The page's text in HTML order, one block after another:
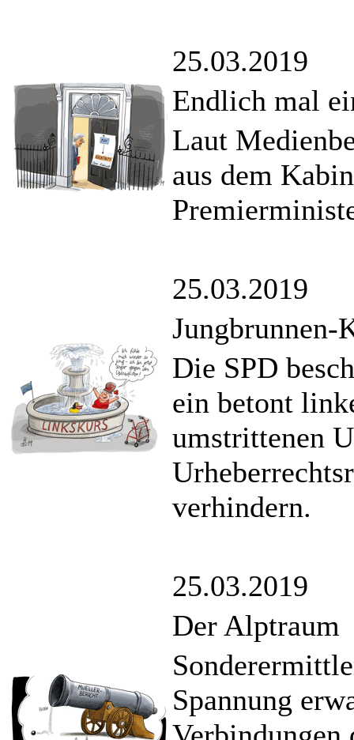
25.03.2019
Endlich mal
Laut
aus dem
25.03.2019
Jungbrunnen-
Die SPD
ein betont
umstrittenen
verhindern.
25.03.2019
Der Alptraum
Spannung